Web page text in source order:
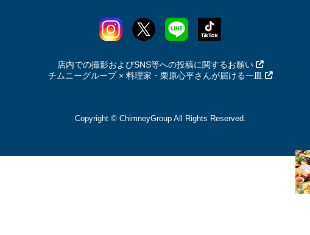
店内での撮影およびSNS等への投稿に関するお願い
チムニーグループ × 料理家・栗原心平さんが届ける一皿
Copyright © ChimneyGroup All Rights Reserved.